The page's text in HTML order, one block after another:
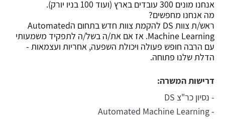
אנחנו מונים 300 עובדים בארץ (ועוד 100 בניו יורק).
מה אנחנו מחפשים?
ראש/ת צוות DS להקמת צוות חדש בתחום הAutomated
Machine Learning. אז אם את/ה בשל/ה לתפקיד משמעותי
עם הרבה חופש פעולה ויכולת השפעה, אחריות ועצמאות -
הדלת שלנו פתוחה.
דרישות המשרה:
- נסיון כר"צ DS
- Automated Machine Learning